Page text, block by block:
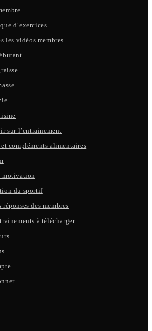
d’exercices
les vidéos membres
sur l’entrainement
compléments alimentaires
motivation
du sportif
réponses des membres
à télécharger